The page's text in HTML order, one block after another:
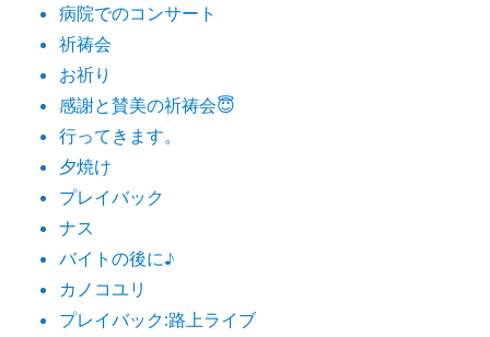
病院でのコンサート
祈祷会
お祈り
感謝と賛美の祈祷会😇
行ってきます。
夕焼け
プレイバック
ナス
バイトの後に♪
カノコユリ
プレイバック:路上ライブ